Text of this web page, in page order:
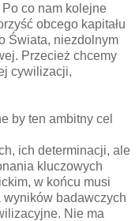
co nam kolejne
obcego kapitału
Świata, niezdolnym
Przecież chcemy
cywilizacji,
by ten ambitny cel
ich determinacji, ale
kluczowych
w końcu musi
wyników badawczych
Nie ma